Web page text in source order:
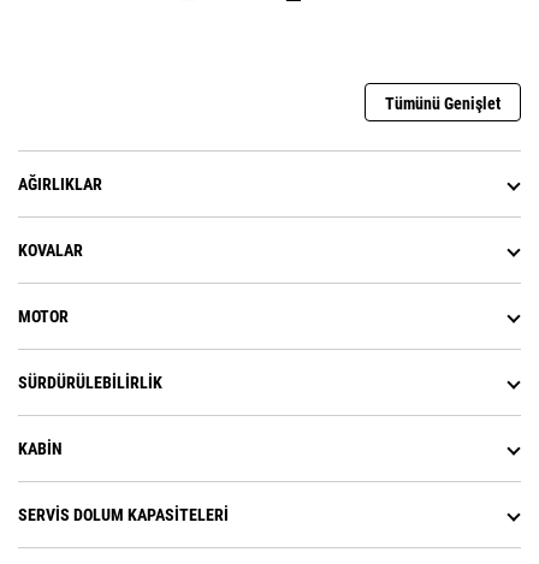
Tümünü Genişlet
AĞIRLIKLAR
KOVALAR
MOTOR
SÜRDÜRÜLEBILIRLIK
KABIN
SERVIS DOLUM KAPASITELERI